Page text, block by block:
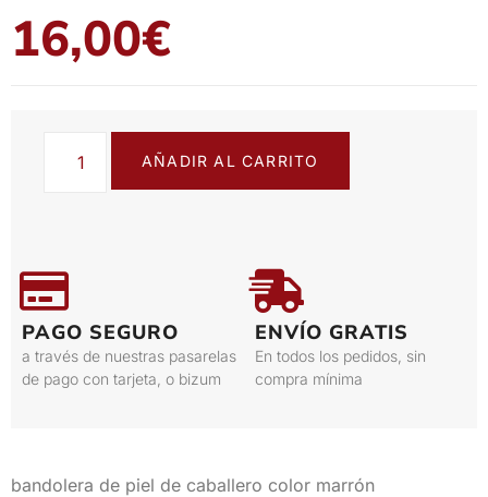
16,00€
AÑADIR AL CARRITO
PAGO SEGURO
a través de nuestras pasarelas
de pago con tarjeta, o bizum
ENVÍO GRATIS
En todos los pedidos, sin
compra mínima
bandolera de piel de caballero color marrón